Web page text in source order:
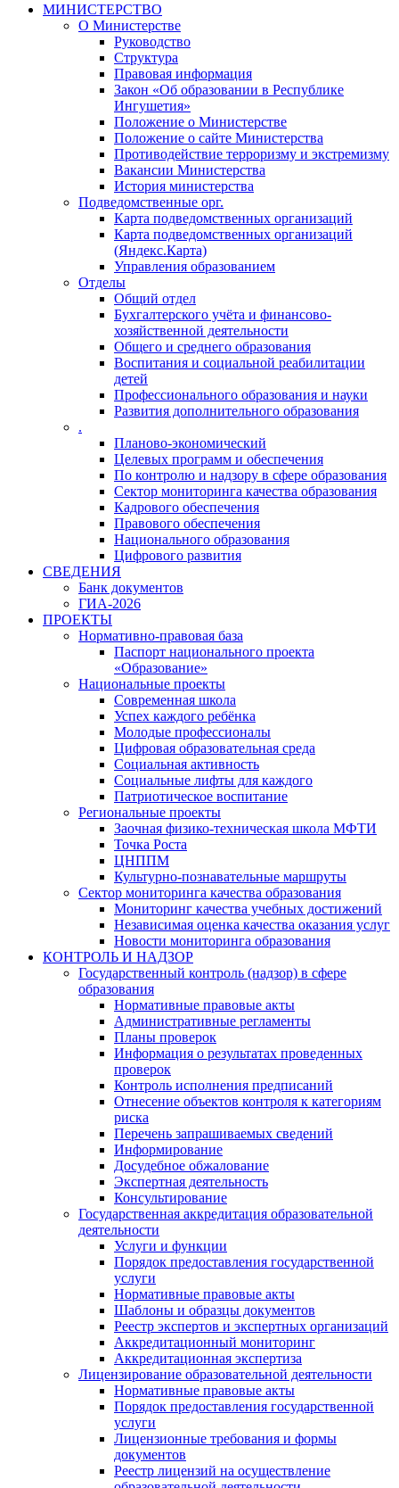
МИНИСТЕРСТВО
О Министерстве
Руководство
Структура
Правовая информация
Закон «Об образовании в Республике
Ингушетия»
Положение о Министерстве
Положение о сайте Министерства
Противодействие терроризму и экстремизму
Вакансии Министерства
История министерства
Подведомственные орг.
Карта подведомственных организаций
Карта подведомственных организаций
(Яндекс.Карта)
Управления образованием
Отделы
Общий отдел
Бухгалтерского учёта и финансово-
хозяйственной деятельности
Общего и среднего образования
Воспитания и социальной реабилитации
детей
Профессионального образования и науки
Развития дополнительного образования
.
Планово-экономический
Целевых программ и обеспечения
По контролю и надзору в сфере образования
Сектор мониторинга качества образования
Кадрового обеспечения
Правового обеспечения
Национального образования
Цифрового развития
СВЕДЕНИЯ
Банк документов
ГИА-2026
ПРОЕКТЫ
Нормативно-правовая база
Паспорт национального проекта
«Образование»
Национальные проекты
Современная школа
Успех каждого ребёнка
Молодые профессионалы
Цифровая образовательная среда
Социальная активность
Социальные лифты для каждого
Патриотическое воспитание
Региональные проекты
Заочная физико-техническая школа МФТИ
Точка Роста
ЦНППМ
Культурно-познавательные маршруты
Сектор мониторинга качества образования
Мониторинг качества учебных достижений
Независимая оценка качества оказания услуг
Новости мониторинга образования
КОНТРОЛЬ И НАДЗОР
Государственный контроль (надзор) в сфере
образования
Нормативные правовые акты
Административные регламенты
Планы проверок
Информация о результатах проведенных
проверок
Контроль исполнения предписаний
Отнесение объектов контроля к категориям
риска
Перечень запрашиваемых сведений
Информирование
Досудебное обжалование
Экспертная деятельность
Консультирование
Государственная аккредитация образовательной
деятельности
Услуги и функции
Порядок предоставления государственной
услуги
Нормативные правовые акты
Шаблоны и образцы документов
Реестр экспертов и экспертных организаций
Аккредитационный мониторинг
Аккредитационная экспертиза
Лицензирование образовательной деятельности
Нормативные правовые акты
Порядок предоставления государственной
услуги
Лицензионные требования и формы
документов
Реестр лицензий на осуществление